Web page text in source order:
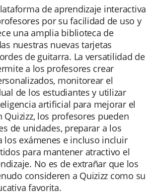
de aprendizaje interactiva
por su facilidad de uso y
una amplia biblioteca de
nuestras nuevas tarjetas
de guitarra. La versatilidad de
a los profesores crear
monitorear el
de los estudiantes y utilizar
artificial para mejorar el
Quizizz, los profesores pueden
de unidades, preparar a los
los exámenes e incluso incluir
para mantener atractivo el
No es de extrañar que los
consideren a Quizizz como su
favorita.